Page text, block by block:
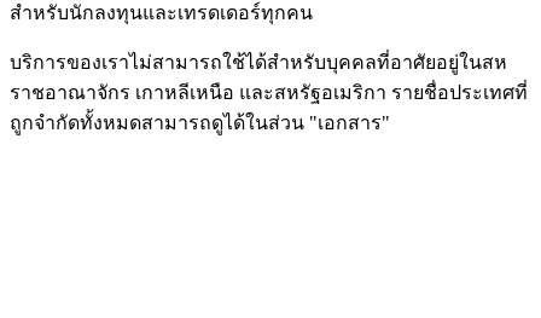
สำหรับนักลงทุนและเทรดเดอร์ทุกคน
บริการของเราไม่สามารถใช้ได้สำหรับบุคคลที่อาศัยอยู่ในสห
ราชอาณาจักร เกาหลีเหนือ และสหรัฐอเมริกา รายชื่อประเทศที่
ถูกจำกัดทั้งหมดสามารถดูได้ในส่วน "เอกสาร"